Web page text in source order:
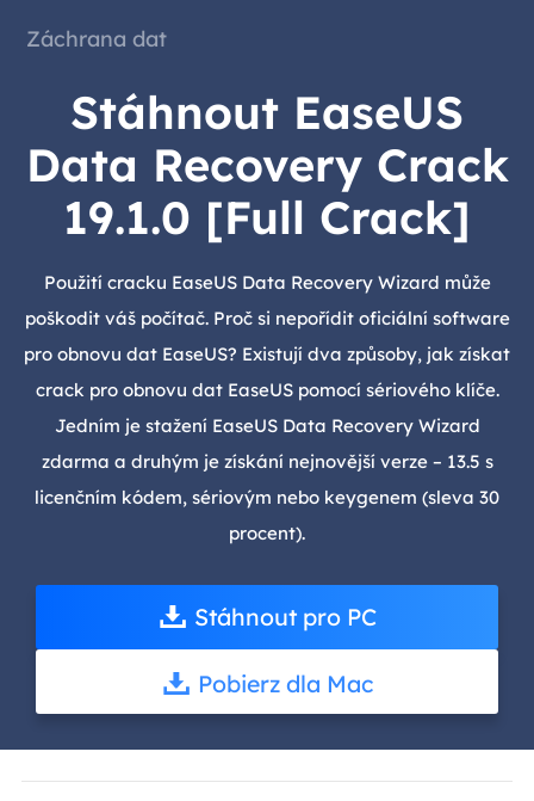
Záchrana dat
Stáhnout EaseUS
Data Recovery Crack
19.1.0 [Full Crack]
Použití cracku EaseUS Data Recovery Wizard může
poškodit váš počítač. Proč si nepořídit oficiální software
pro obnovu dat EaseUS? Existují dva způsoby, jak získat
crack pro obnovu dat EaseUS pomocí sériového klíče.
Jedním je stažení EaseUS Data Recovery Wizard
zdarma a druhým je získání nejnovější verze – 13.5 s
licenčním kódem, sériovým nebo keygenem (sleva 30
procent).
Stáhnout pro PC
Pobierz dla Mac